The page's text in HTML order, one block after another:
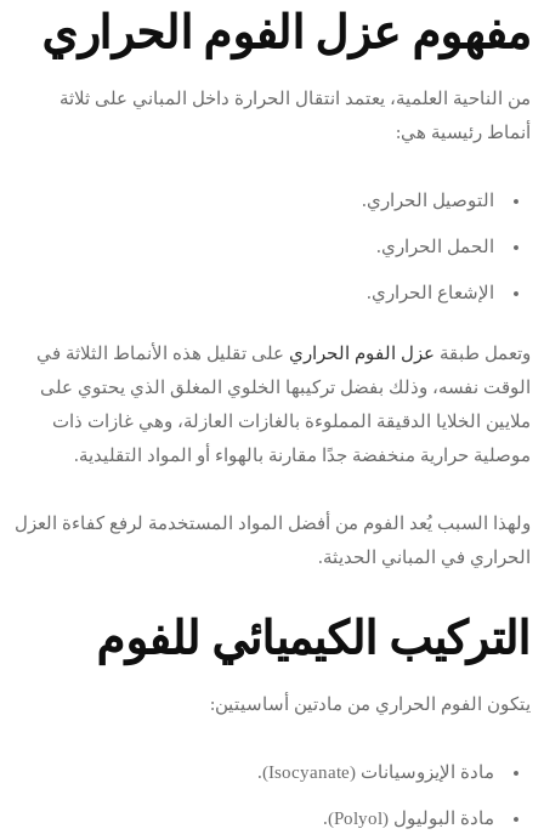
مفهوم عزل الفوم الحراري
من الناحية العلمية، يعتمد انتقال الحرارة داخل المباني على ثلاثة
أنماط رئيسية هي:
التوصيل الحراري.
الحمل الحراري.
الإشعاع الحراري.
وتعمل طبقة عزل الفوم الحراري على تقليل هذه الأنماط الثلاثة في
الوقت نفسه، وذلك بفضل تركيبها الخلوي المغلق الذي يحتوي على
ملايين الخلايا الدقيقة المملوءة بالغازات العازلة، وهي غازات ذات
موصلية حرارية منخفضة جدًا مقارنة بالهواء أو المواد التقليدية.
ولهذا السبب يُعد الفوم من أفضل المواد المستخدمة لرفع كفاءة العزل
الحراري في المباني الحديثة.
التركيب الكيميائي للفوم
يتكون الفوم الحراري من مادتين أساسيتين:
مادة الإيزوسيانات (Isocyanate).
مادة البوليول (Polyol).